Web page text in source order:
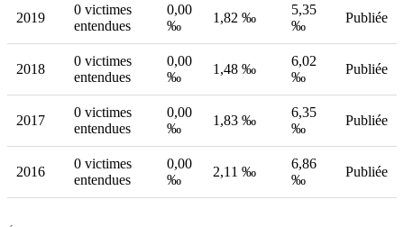
2019
0 victimes
entendues
0,00
‰
1,82 ‰
5,35
‰
Publiée
2018
0 victimes
entendues
0,00
‰
1,48 ‰
6,02
‰
Publiée
2017
0 victimes
entendues
0,00
‰
1,83 ‰
6,35
‰
Publiée
2016
0 victimes
entendues
0,00
‰
2,11 ‰
6,86
‰
Publiée